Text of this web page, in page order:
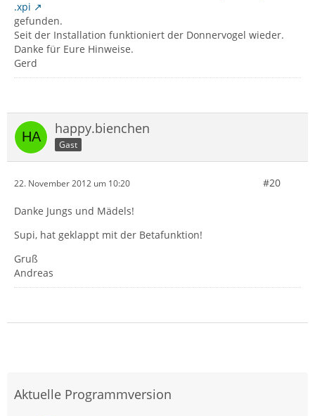
.xpi
gefunden.
Seit der Installation funktioniert der Donnervogel wieder.
Danke für Eure Hinweise.
Gerd
happy.bienchen
Gast
22. November 2012 um 10:20 #20
Danke Jungs und Mädels!
Supi, hat geklappt mit der Betafunktion!
Gruß
Andreas
Aktuelle Programmversion